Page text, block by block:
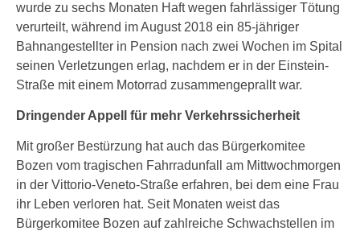
wurde zu sechs Monaten Haft wegen fahrlässiger Tötung
verurteilt, während im August 2018 ein 85-jähriger
Bahnangestellter in Pension nach zwei Wochen im Spital
seinen Verletzungen erlag, nachdem er in der Einstein-
Straße mit einem Motorrad zusammengeprallt war.
Dringender Appell für mehr Verkehrssicherheit
Mit großer Bestürzung hat auch das Bürgerkomitee
Bozen vom tragischen Fahrradunfall am Mittwochmorgen
in der Vittorio-Veneto-Straße erfahren, bei dem eine Frau
ihr Leben verloren hat. Seit Monaten weist das
Bürgerkomitee Bozen auf zahlreiche Schwachstellen im